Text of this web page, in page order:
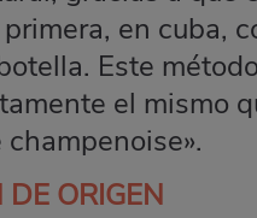
en cuba,
Este
el mismo
ORIGEN